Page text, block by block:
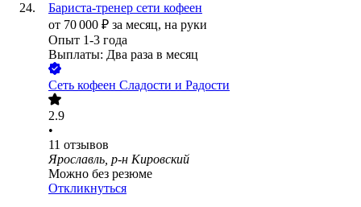
Бариста-тренер сети кофеен
от 70 000 ₽ за месяц, на руки
Опыт 1-3 года
Выплаты: Два раза в месяц
Сеть кофеен Сладости и Радости
2.9
•
11 отзывов
Ярославль, р-н Кировский
Можно без резюме
Откликнуться